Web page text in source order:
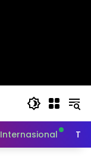
Internasional